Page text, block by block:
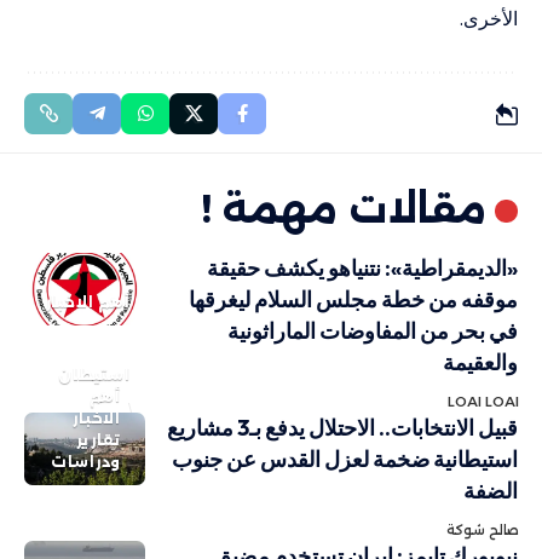
الأخرى.
مقالات مهمة !
أهم الاخبار
«الديمقراطية»: نتنياهو يكشف حقيقة
موقفه من خطة مجلس السلام ليغرقها
في بحر من المفاوضات الماراثونية
والعقيمة
LOAI LOAI
استيطان
أهم
الاخبار
تقارير
ودراسات
قبيل الانتخابات.. الاحتلال يدفع بـ3 مشاريع
استيطانية ضخمة لعزل القدس عن جنوب
الضفة
صالح شوكة